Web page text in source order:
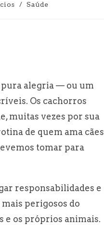
/ Saúde
alegria — ou um
Os cachorros
muitas vezes por sua
de quem ama cães
tomar para
responsabilidades e
perigosos do
e os próprios animais.